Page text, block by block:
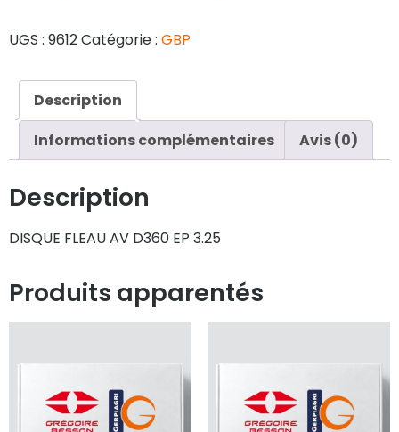
UGS : 9612Catégorie : GBP
Description
Informations complémentaires
Avis (0)
Description
DISQUE FLEAU AV D360 EP 3.25
Produits apparentés